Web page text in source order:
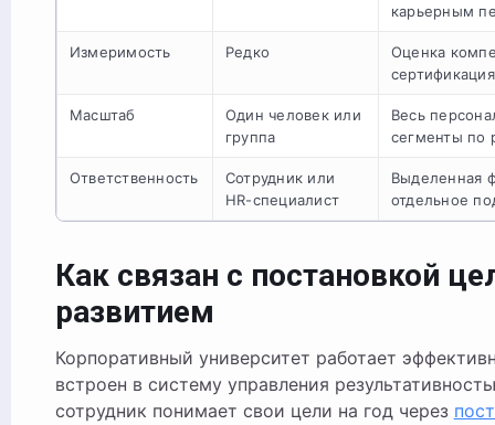
карьерным
Измеримость Редко
Оценка
Масштаб
Один человек или
группа
Весь
сегменты по
Ответственность
Сотрудник или
HR-специалист
Выделенная
отдельное
Как связан с постановкой
развитием
Корпоративный университет работает
встроен в систему управления
сотрудник понимает свои цели на год через